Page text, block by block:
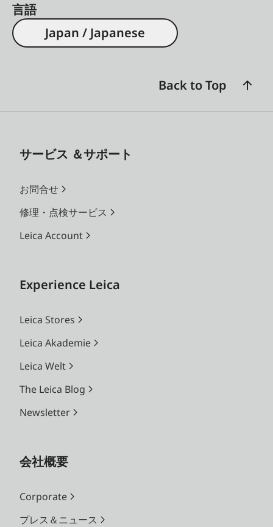
言語
Japan / Japanese
Back to Top
サービス ＆サポート
お問合せ
修理・点検サービス
Leica Account
Experience Leica
Leica Stores
Leica Akademie
Leica Welt
The Leica Blog
Newsletter
会社概要
Corporate
プレス＆ニュース